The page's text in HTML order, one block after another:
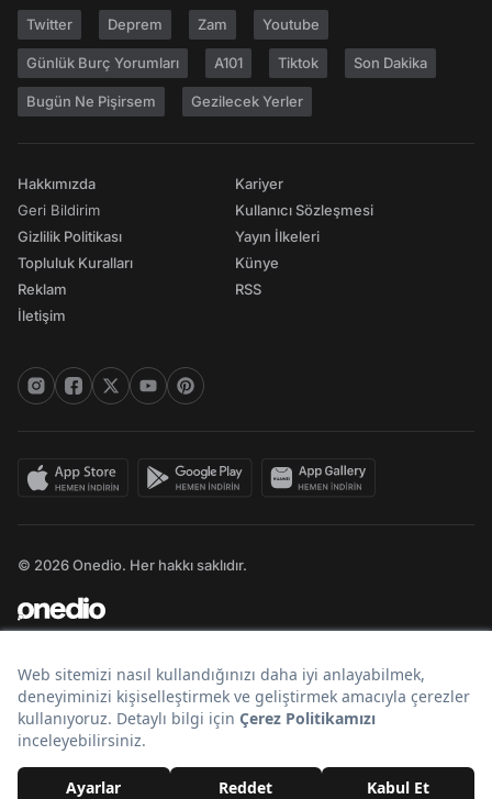
Twitter Deprem Zam Youtube
Günlük Burç Yorumları A101 Tiktok Son Dakika
Bugün Ne Pişirsem Gezilecek Yerler
Hakkımızda
Geri Bildirim
Gizlilik Politikası
Topluluk Kuralları
Reklam
İletişim
Kariyer
Kullanıcı Sözleşmesi
Yayın İlkeleri
Künye
RSS
© 2026 Onedio. Her hakkı saklıdır.
Bir markasıdır.